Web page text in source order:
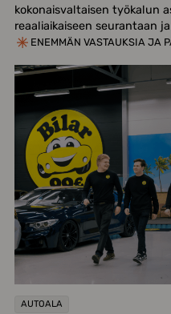
kokonaisvaltaisen työkalun
reaaliaikaiseen seurantaan
ENEMMÄN VASTAUKSIA JA
AUTOALA